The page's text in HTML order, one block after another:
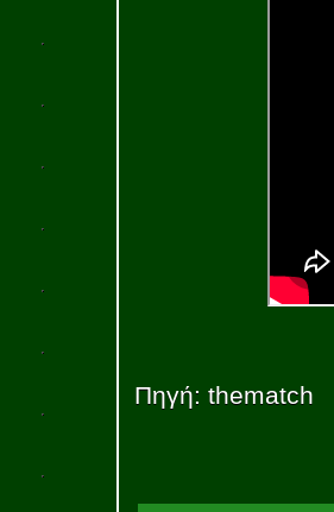
Πηγή: thematch